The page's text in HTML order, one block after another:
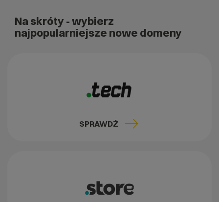
Na skróty - wybierz
najpopularniejsze nowe domeny
SPRAWDŹ